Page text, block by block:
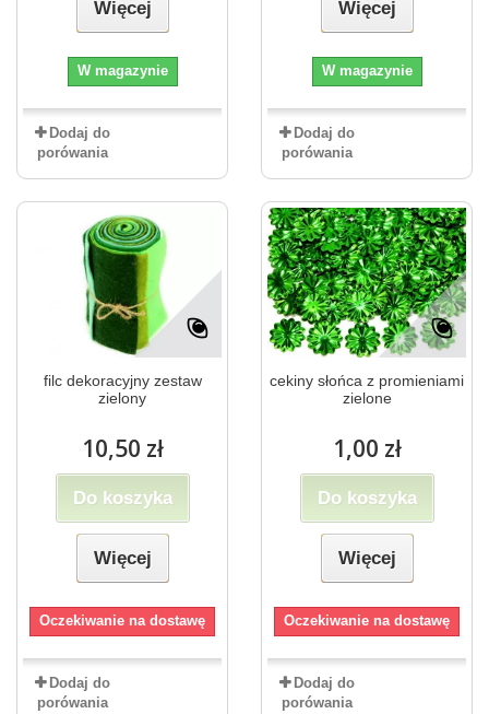
Więcej
W magazynie
Dodaj do
porówania
Więcej
W magazynie
Dodaj do
porówania
filc dekoracyjny zestaw
zielony
10,50 zł
Do koszyka
Więcej
Oczekiwanie na dostawę
Dodaj do
porówania
cekiny słońca z promieniami
zielone
1,00 zł
Do koszyka
Więcej
Oczekiwanie na dostawę
Dodaj do
porówania